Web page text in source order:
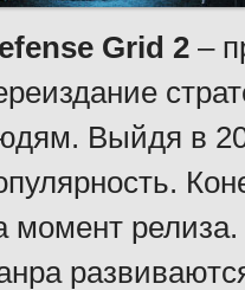
Grid 2 –
Выйдя в
момент